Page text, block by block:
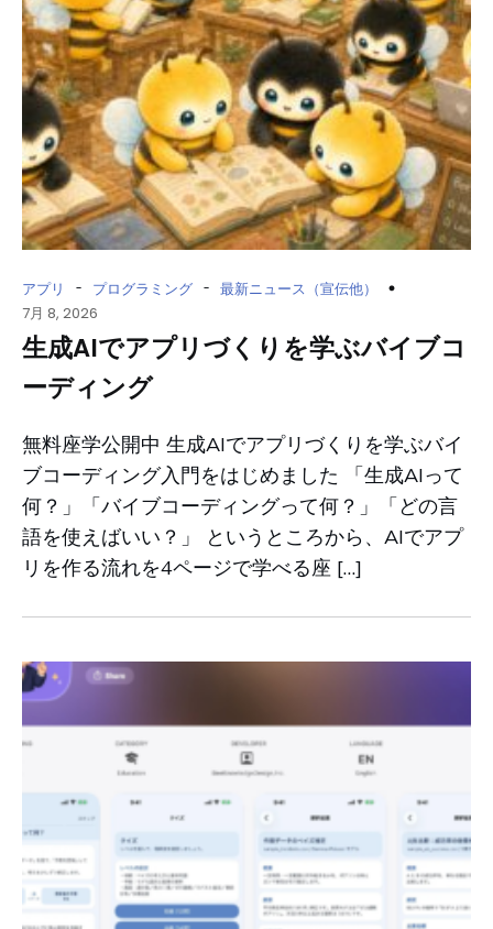
アプリ - プログラミング - 最新ニュース（宣伝他）
7月 8, 2026
生成AIでアプリづくりを学ぶバイブコ
ーディング
無料座学公開中 生成AIでアプリづくりを学ぶバイ
ブコーディング入門をはじめました 「生成AIって
何？」「バイブコーディングって何？」「どの言
語を使えばいい？」 というところから、AIでアプ
リを作る流れを4ページで学べる座 […]